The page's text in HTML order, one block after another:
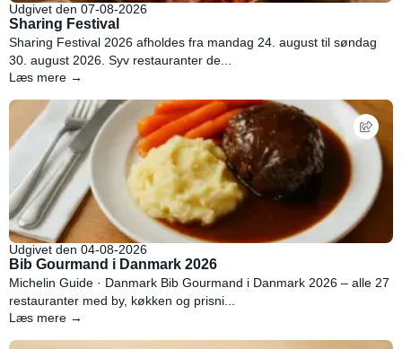
Udgivet den 07-08-2026
Sharing Festival
Sharing Festival 2026 afholdes fra mandag 24. august til søndag
30. august 2026. Syv restauranter de...
Læs mere →
Udgivet den 04-08-2026
Bib Gourmand i Danmark 2026
Michelin Guide · Danmark Bib Gourmand i Danmark 2026 – alle 27
restauranter med by, køkken og prisni...
Læs mere →